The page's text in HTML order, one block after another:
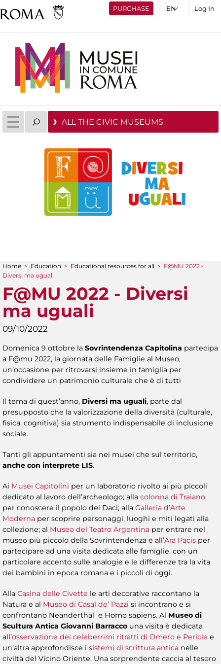
PURCHASE Log In
ALL THE CIVIC MUSEUMS
You are here
Home > Education > Educational resources for all > F@MU 2022 -
Diversi ma uguali
F@MU 2022 - Diversi
ma uguali
09/10/2022
Domenica 9 ottobre la Sovrintendenza Capitolina partecipa
a F@mu 2022, la giornata delle Famiglie al Museo,
un’occasione per ritrovarsi insieme in famiglia per
condividere un patrimonio culturale che è di tutti
Il tema di quest’anno, Diversi ma uguali, parte dal
presupposto che la valorizzazione della diversità (culturale,
fisica, cognitiva) sia strumento indispensabile di inclusione
sociale.
Tanti gli appuntamenti sia nei musei che sul territorio,
anche con interprete LIS.
Ai Musei Capitolini per un laboratorio rivolto ai più piccoli
dedicato al lavoro dell’archeologo; alla colonna di Traiano
per conoscere il popolo dei Daci; alla Galleria d’Arte
Moderna per scoprire personaggi, luoghi e miti legati alla
collezione; al Museo del Teatro Argentina per entrare nel
museo più piccolo della Sovrintendenza e all’Ara Pacis per
partecipare ad una visita dedicata alle famiglie, con un
particolare accento sulle analogie e le differenze tra la vita
dei bambini in epoca romana e i piccoli di oggi.
Alla Casina delle Civette le arti decorative raccontano la
Natura e al Museo di Casal de’ Pazzi si incontrano e si
confrontano Neanderthal e Homo sapiens. Al Museo di
Scultura Antica Giovanni Barracco una visita è dedicata
all’osservazione dei celeberrimi ritratti di Omero e Pericle e
un’altra approfondisce i sistemi di scrittura antica nelle
civiltà del Vicino Oriente. Una sorprendente caccia al tesoro